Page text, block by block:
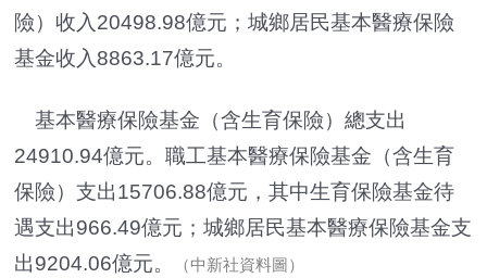
險）收入20498.98億元；城鄉居民基本醫療保險
基金收入8863.17億元。
基本醫療保險基金（含生育保險）總支出
24910.94億元。職工基本醫療保險基金（含生育
保險）支出15706.88億元，其中生育保險基金待
遇支出966.49億元；城鄉居民基本醫療保險基金支
出9204.06億元。
（中新社資料圖）